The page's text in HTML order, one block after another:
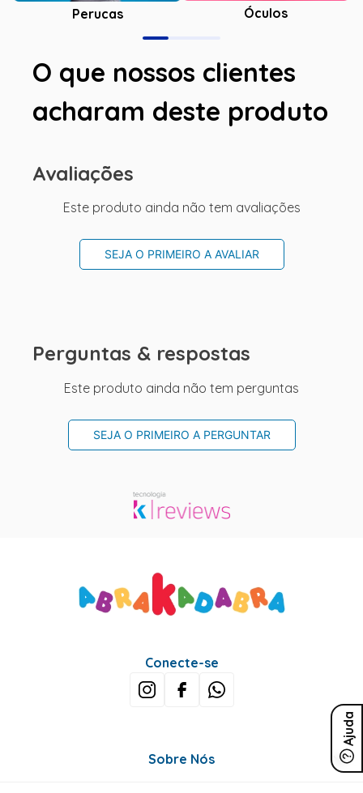
Perucas Óculos
O que nossos clientes
acharam deste produto
Avaliações
Este produto ainda não tem avaliações
SEJA O PRIMEIRO A AVALIAR
Perguntas & respostas
Este produto ainda não tem perguntas
SEJA O PRIMEIRO A PERGUNTAR
Ajuda
Conecte-se
Sobre Nós